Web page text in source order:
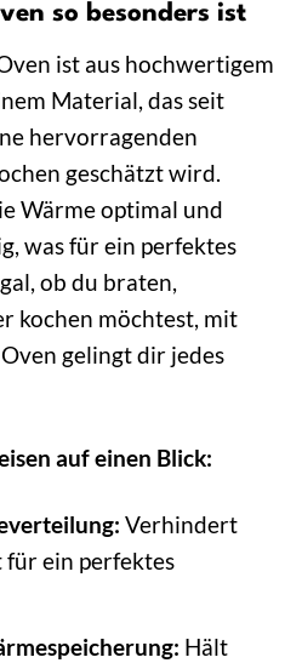
so besonders ist
ist aus hochwertigem
Material, das seit
hervorragenden
geschätzt wird.
Wärme optimal und
was für ein perfektes
ob du braten,
kochen möchtest, mit
gelingt dir jedes
auf einen Blick:
Verhindert
für ein perfektes
Hält